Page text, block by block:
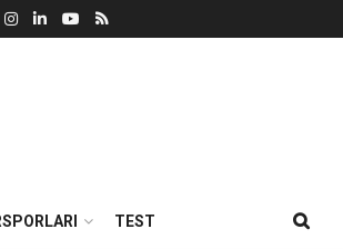
TEST